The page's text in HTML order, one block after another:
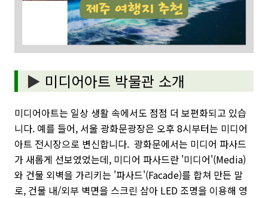
▶ 미디어아트 박물관 소개
미디어아트는 일상 생활 속에서도 점점 더 보편화되고 있습
니다. 예를 들어, 서울 광화문광장은 오후 8시부터는 미디어
아트 전시장으로 변신합니다. 광화문에서는 미디어 파사드
가 새롭게 선보였었는데, 미디어 파사드란 '미디어'(Media)
와 건물 외벽을 가리키는 '파사드'(Facade)를 합쳐 만든 말
로, 건물 내/외부 벽면을 스크린 삼아 LED 조명을 이용해 영